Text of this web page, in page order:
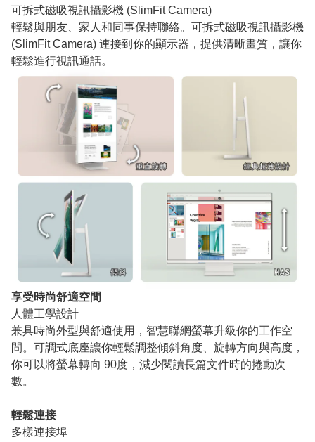
可拆式磁吸視訊攝影機 (SlimFit Camera)
輕鬆與朋友、家人和同事保持聯絡。可拆式磁吸視訊攝影機
(SlimFit Camera) 連接到你的顯示器，提供清晰畫質，讓你
輕鬆進行視訊通話。
享受時尚舒適空間
人體工學設計
兼具時尚外型與舒適使用，智慧聯網螢幕升級你的工作空
間。可調式底座讓你輕鬆調整傾斜角度、旋轉方向與高度，
你可以將螢幕轉向 90度，減少閱讀長篇文件時的捲動次
數。
輕鬆連接
多樣連接埠